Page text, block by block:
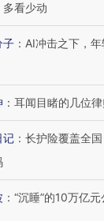
吸金
毒品
四届链博
多看少动
子 ： AI冲击之下，
： 耳闻目睹的几位
记 ： 长护险覆盖全
： “沉睡”的10万亿